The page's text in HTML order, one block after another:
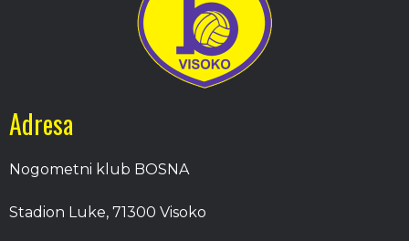
Adresa
Nogometni klub BOSNA
Stadion Luke, 71300 Visoko